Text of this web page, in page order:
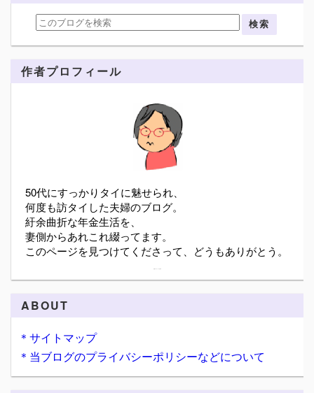
作者プロフィール
50代にすっかりタイに魅せられ、
何度も訪タイした夫婦のブログ。
紆余曲折な年金生活を、
妻側からあれこれ綴ってます。
このページを見つけてくださって、どうもありがとう。
ABOUT
＊サイトマップ
＊当ブログのプライバシーポリシーなどについて